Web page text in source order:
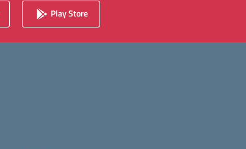
Play Store